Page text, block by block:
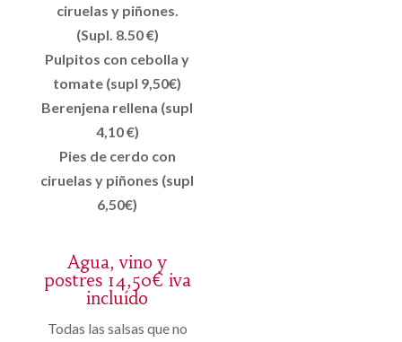
ciruelas y piñones.
(Supl. 8.50 €)
Pulpitos con cebolla y
tomate (supl 9,50€)
Berenjena rellena (supl
4,10 €)
Pies de cerdo con
ciruelas y piñones (supl
6,50€)
Agua, vino y
postres 14,50€ iva
incluído
Todas las salsas que no